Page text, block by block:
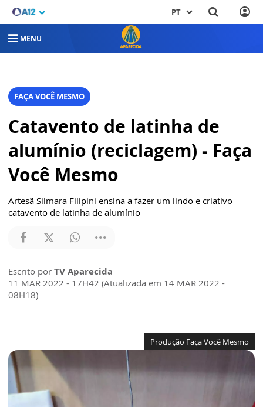
PT
MENU
FAÇA VOCÊ MESMO
Catavento de latinha de
alumínio (reciclagem) - Faça
Você Mesmo
Artesã Silmara Filipini ensina a fazer um lindo e criativo
catavento de latinha de alumínio
Escrito por TV Aparecida
11 MAR 2022 - 17H42 (Atualizada em 14 MAR 2022 -
08H18)
Produção Faça Você Mesmo